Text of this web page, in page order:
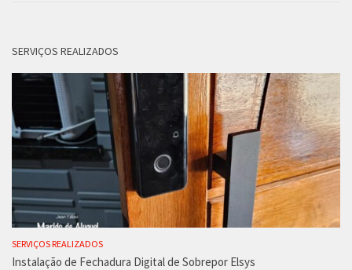
SERVIÇOS REALIZADOS
SERVIÇOS REALIZADOS
Instalação de Fechadura Digital de Sobrepor Elsys